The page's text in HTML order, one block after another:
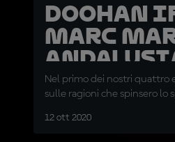
Doohan
Marc
Nel primo dei nostri quattro
sulle ragioni che spinsero lo
12 ott 2020